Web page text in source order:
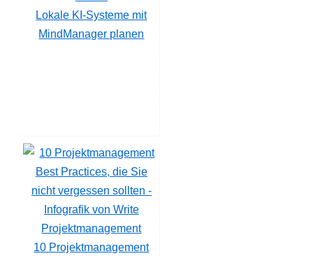
Lokale KI-Systeme mit
MindManager planen
10 Projektmanagement